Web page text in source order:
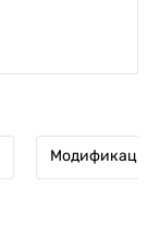
Модификации